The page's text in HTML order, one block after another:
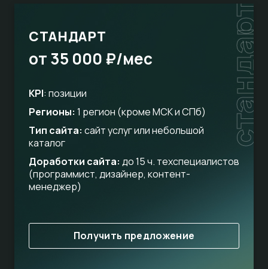
стандарт
СТАНДАРТ
от 35 000 ₽/мес
KPI: позиции
Регионы: 1 регион (кроме МСК и СПб)
Тип сайта: сайт услуг или небольшой
каталог
Доработки сайта: до 15 ч. техспециалистов
(программист, дизайнер, контент-
менеджер)
Получить предложение